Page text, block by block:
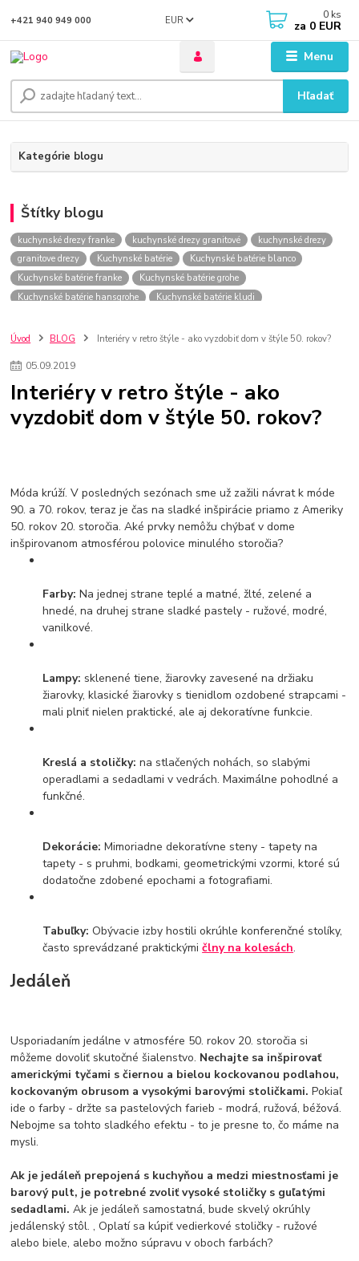
Menu
EUR
Hľadať
+421 940 949 000 0 ks
za 0 EUR
Kategórie blogu
Štítky blogu
kuchynské drezy franke kuchynské drezy granitové
kuchynské drezy
granitove drezy
Kuchynské batérie
Kuchynské batérie blanco
Kuchynské batérie franke
Kuchynské batérie grohe
Kuchynské batérie hansgrohe
Kuchynské batérie kludi
kuchynské batérie sagittarius
kuchynské batérie
vodovodné batérie
kuchynské drezy sety
kúpelňové batérie
vodovodné batérie do kúpelne kuchynske
bidetové batérie
vaňové batérie
sprchové batérie
vodovodné batérie blanco
vodovodné batérie do steny
Zápustné umývadlá
sprchový záves
vodovodná batéria
čierna kúpelňová batéria
vaňa retro
voľne stojaca vaňa
retro kúpeľne
Nákup tovaru pre firmy bez DPH
Bez DPH
Ako znížiť náklady
Ako znížiť náklady na firmu
szco nakup bez dph
szco nakup bez dph nakupovanie na firmu bez dph
Úvod BLOG Interiéry v retro štýle - ako vyzdobiť dom v štýle 50. rokov?
05.09.2019
Interiéry v retro štýle - ako
vyzdobiť dom v štýle 50. rokov?
Móda krúží. V posledných sezónach sme už zažili návrat k móde
90. a 70. rokov, teraz je čas na sladké inšpirácie priamo z Ameriky
50. rokov 20. storočia. Aké prvky nemôžu chýbať v dome
inšpirovanom atmosférou polovice minulého storočia?
Farby:Na jednej strane teplé a matné, žlté, zelené a
hnedé, na druhej strane sladké pastely - ružové, modré,
vanilkové.
Lampy: sklenené tiene, žiarovky zavesené na držiaku
žiarovky, klasické žiarovky s tienidlom ozdobené strapcami -
mali plniť nielen praktické, ale aj dekoratívne funkcie.
Kreslá a stoličky:na stlačených nohách, so slabými
operadlami a sedadlami v vedrách. Maximálne pohodlné a
funkčné.
Dekorácie:Mimoriadne dekoratívne steny - tapety na
tapety - s pruhmi, bodkami, geometrickými vzormi, ktoré sú
dodatočne zdobené epochami a fotografiami.
Tabuľky:Obývacie izby hostili okrúhle konferenčné stolíky,
často sprevádzané praktickýmičlny na kolesách.
Jedáleň
Usporiadaním jedálne v atmosfére 50. rokov 20. storočia si
môžeme dovoliť skutočné šialenstvo. Nechajte sa inšpirovať
americkými tyčami s čiernou a bielou kockovanou podlahou,
kockovaným obrusom a vysokými barovými stoličkami.Pokiaľ
ide o farby - držte sa pastelových farieb - modrá, ružová, béžová.
Nebojme sa tohto sladkého efektu - to je presne to, čo máme na
mysli.
Ak je jedáleň prepojená s kuchyňou a medzi miestnosťami je
barový pult, je potrebné zvoliť vysoké stoličky s guľatými
sedadlami.Ak je jedáleň samostatná, bude skvelý okrúhly
jedálenský stôl. , Oplatí sa kúpiť vedierkové stoličky - ružové
alebo biele, alebo možno súpravu v oboch farbách?